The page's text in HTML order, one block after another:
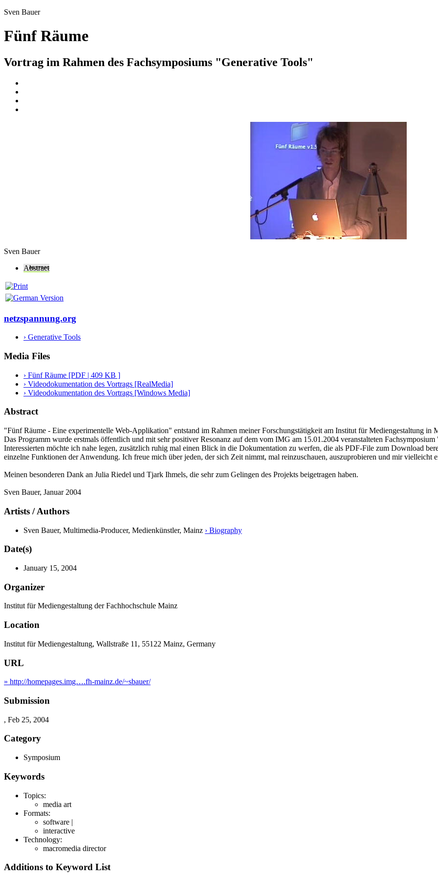
Sven Bauer
Fünf Räume
Vortrag im Rahmen des Fachsymposiums "Generative Tools"
Sven Bauer
Abstract
netzspannung.org
› Generative Tools
Media Files
› Fünf Räume [PDF | 409 KB ]
› Videodokumentation des Vortrags [RealMedia]
› Videodokumentation des Vortrags [Windows Media]
Abstract
"Fünf Räume - Eine experimentelle Web-Applikation" entstand im Rahmen meiner Forschungstätigkeit am Institut für Mediengestaltung in
Das Programm wurde erstmals öffentlich und mit sehr positiver Resonanz auf dem vom IMG am 15.01.2004 veranstalteten
Interessierten möchte ich nahe legen, zusätzlich ruhig mal einen Blick in die Dokumentation zu werfen, die als PDF-File zum Download
einzelne Funktionen der Anwendung. Ich freue mich über jeden, der sich Zeit nimmt, mal reinzuschauen, auszuprobieren und mir vielleicht
Meinen besonderen Dank an Julia Riedel und Tjark Ihmels, die sehr zum Gelingen des Projekts beigetragen haben.
Sven Bauer, Januar 2004
Artists / Authors
Sven Bauer, Multimedia-Producer, Medienkünstler, Mainz › Biography
Date(s)
January 15, 2004
Organizer
Institut für Mediengestaltung der Fachhochschule Mainz
Location
Institut für Mediengestaltung, Wallstraße 11, 55122 Mainz, Germany
URL
» http://homepages.img….fh-mainz.de/~sbauer/
Submission
, Feb 25, 2004
Category
Symposium
Keywords
Topics:
media art
Formats:
software |
interactive
Technology:
macromedia director
Additions to Keyword List